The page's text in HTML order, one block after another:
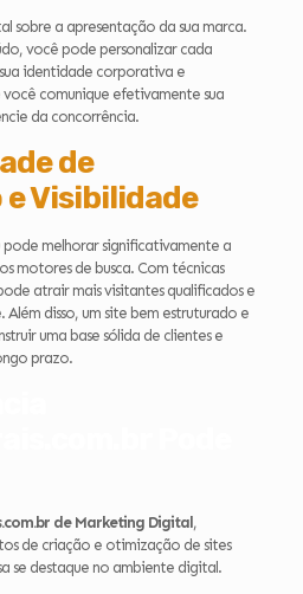
sobre a apresentação da sua marca.
você pode personalizar cada
identidade corporativa e
comunique efetivamente sua
da concorrência.
de
Visibilidade
melhorar significativamente a
motores de busca. Com técnicas
atrair mais visitantes qualificados e
Além disso, um site bem estruturado e
uma base sólida de clientes e
prazo.
de Marketing Digital ,
de criação e otimização de sites
se destaque no ambiente digital.